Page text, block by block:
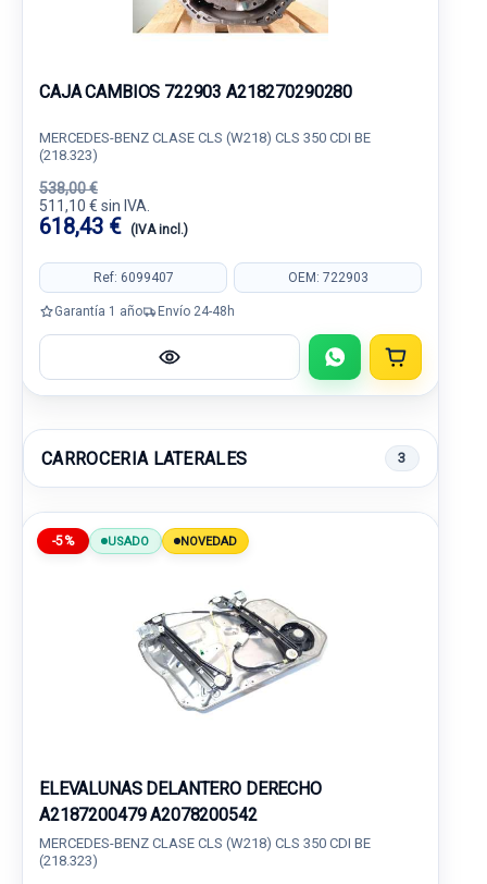
CAJA CAMBIOS 722903 A218270290280
MERCEDES-BENZ CLASE CLS (W218) CLS 350 CDI BE
(218.323)
538,00 €
511,10 € sin IVA.
618,43 € (IVA incl.)
Ref: 6099407 OEM: 722903
Garantía 1 año Envío 24-48h
CARROCERIA LATERALES 3
-5% USADO NOVEDAD
ELEVALUNAS DELANTERO DERECHO
A2187200479 A2078200542
MERCEDES-BENZ CLASE CLS (W218) CLS 350 CDI BE
(218.323)